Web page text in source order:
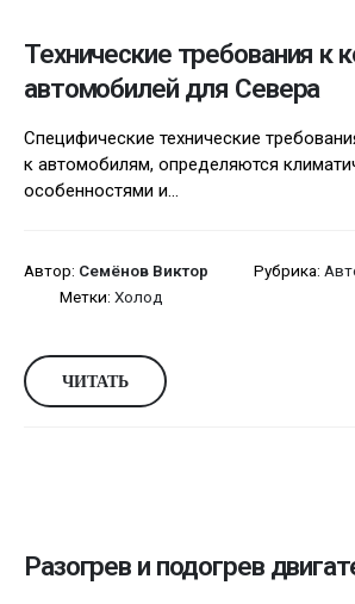
Технические требования к
автомобилей для Севера
Специфические технические
к автомобилям, определяются
особенностями и...
Автор: Семёнов Виктор Рубрика:
Метки: Холод
ЧИТАТЬ
Разогрев и подогрев